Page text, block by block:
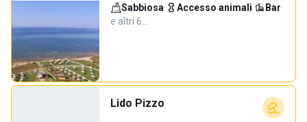
Sabbiosa· Accesso animali· Bar·
e altri 6…
Lido Pizzo